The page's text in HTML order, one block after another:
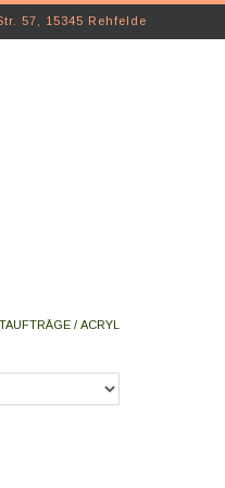
57, 15345 Rehfelde
/ ACRYL